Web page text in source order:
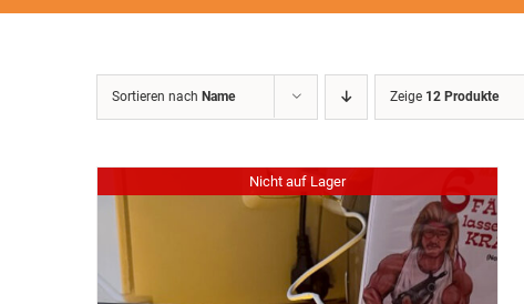
Sortieren nach Name Zeige 12 Produkte
Nicht auf Lager